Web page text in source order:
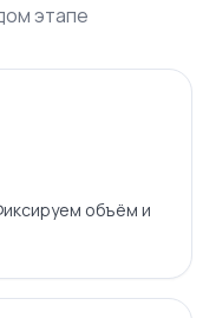
этапе
объём и